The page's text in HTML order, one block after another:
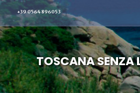
+39 0564 896053
TOSCANA SENZA